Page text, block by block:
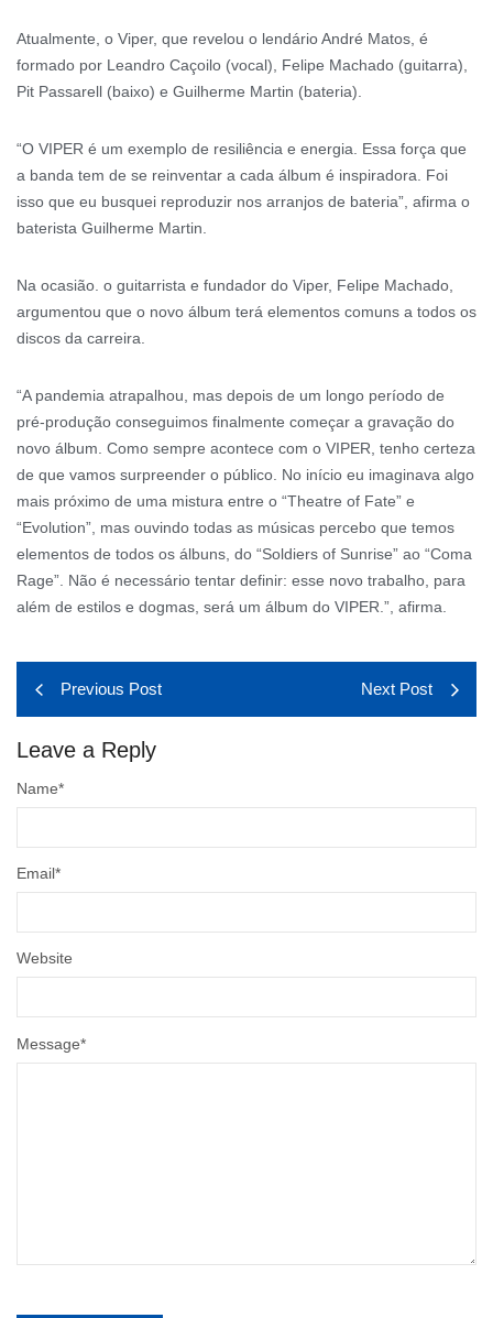
Atualmente, o Viper, que revelou o lendário André Matos, é
formado por Leandro Caçoilo (vocal), Felipe Machado (guitarra),
Pit Passarell (baixo) e Guilherme Martin (bateria).
“O VIPER é um exemplo de resiliência e energia. Essa força que
a banda tem de se reinventar a cada álbum é inspiradora. Foi
isso que eu busquei reproduzir nos arranjos de bateria”, afirma o
baterista Guilherme Martin.
Na ocasião. o guitarrista e fundador do Viper, Felipe Machado,
argumentou que o novo álbum terá elementos comuns a todos os
discos da carreira.
“A pandemia atrapalhou, mas depois de um longo período de
pré-produção conseguimos finalmente começar a gravação do
novo álbum. Como sempre acontece com o VIPER, tenho certeza
de que vamos surpreender o público. No início eu imaginava algo
mais próximo de uma mistura entre o “Theatre of Fate” e
“Evolution”, mas ouvindo todas as músicas percebo que temos
elementos de todos os álbuns, do “Soldiers of Sunrise” ao “Coma
Rage”. Não é necessário tentar definir: esse novo trabalho, para
além de estilos e dogmas, será um álbum do VIPER.”, afirma.
Previous Post Next Post
Leave a Reply
Message*
Name*
Email*
Website